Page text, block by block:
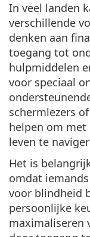
In veel landen
verschillende
denken aan
toegang tot
hulpmiddelen
voor speciaal
schermlezers
helpen om
leven te
Het is
omdat
voor blindheid
persoonlijke
maximaliseren